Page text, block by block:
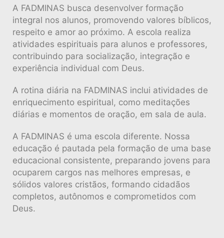
A FADMINAS busca desenvolver formação
integral nos alunos, promovendo valores bíblicos,
respeito e amor ao próximo. A escola realiza
atividades espirituais para alunos e professores,
contribuindo para socialização, integração e
experiência individual com Deus.
A rotina diária na FADMINAS inclui atividades de
enriquecimento espiritual, como meditações
diárias e momentos de oração, em sala de aula.
A FADMINAS é uma escola diferente. Nossa
educação é pautada pela formação de uma base
educacional consistente, preparando jovens para
ocuparem cargos nas melhores empresas, e
sólidos valores cristãos, formando cidadãos
completos, autônomos e comprometidos com
Deus.